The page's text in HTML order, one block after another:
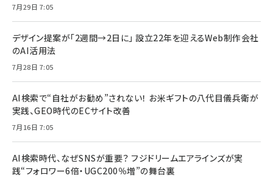
7月29日 7:05
デザイン提案が「2週間→2日に」 設立22年を迎えるWeb制作会社
のAI活用法
7月28日 7:05
AI検索で“自社がお勧め”されない！ お米ギフトの八代目儀兵衛が
実践、GEO時代のECサイト改善
7月16日 7:05
AI検索時代、なぜSNSが重要？ フジドリームエアラインズが実
践“フォロワー6倍・UGC200％増”の舞台裏